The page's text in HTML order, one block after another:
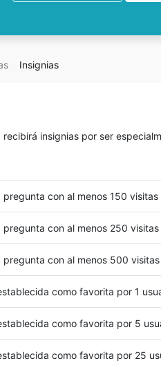
Insignias
insignias por ser
pregunta con al menos 150 visitas
pregunta con al menos 250 visitas
pregunta con al menos 500 visitas
como favorita por 1
como favorita por 5
como favorita por 25